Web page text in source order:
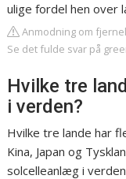
ulige fordel hen over
Anmodning om
Se det fulde svar på
Hvilke tre
i verden?
Hvilke tre lande har
Kina, Japan og
solcelleanlæg i